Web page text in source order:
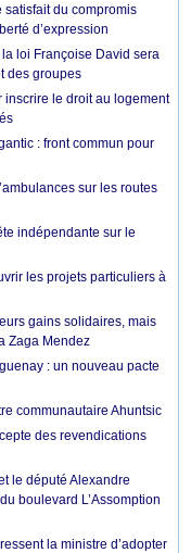
du compromis
d’expression
loi Françoise David sera
des groupes
le droit au logement
: front commun pour
sur les routes
indépendante sur le
les projets particuliers à
gains solidaires, mais
Zaga Mendez
: un nouveau pacte
communautaire Ahuntsic
des revendications
le député Alexandre
boulevard L’Assomption
la ministre d’adopter